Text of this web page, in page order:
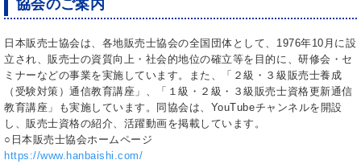
協会のご案内
日本販売士協会は、各地販売士協会の全国団体として、1976年10月に設
立され、販売士の資質向上・社会的地位の確立等を目的に、研修会・セ
ミナーなどの事業を実施しています。また、「２級・３級販売士養成
（受験対策）通信教育講座」、「１級・２級・３級販売士資格更新通信
教育講座」も実施しています。同協会は、YouTubeチャンネルを開設
し、販売士資格の紹介、活躍動画を掲載しています。
○日本販売士協会ホームページ
https://www.hanbaishi.com/